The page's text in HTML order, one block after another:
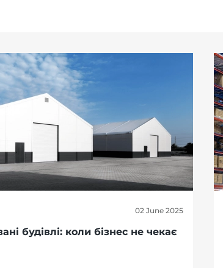
02 June 2025
будівлі: коли бізнес не чекає